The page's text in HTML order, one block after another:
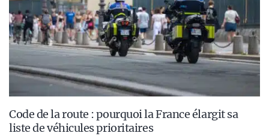
Code de la route : pourquoi la France élargit sa
liste de véhicules prioritaires